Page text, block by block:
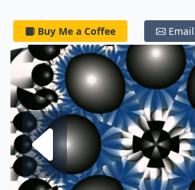
Buy Me a Coffee Email